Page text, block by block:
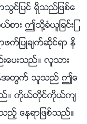
င္ျပင္ ရွိသည္ျဖစ္ေ
း ဤသို႔ခံယူျခင္းျ
ဖက္ျပဳခ်က္ဆိုင္ရာ နိ
ေပးသည္။ လူသား
န္အတြက္ သူသည္ ဤေ
ခဲ့သည္။ ကိုယ္တိုင္ကိုယ္က်
ည့္ ေနရာျဖစ္သည္။